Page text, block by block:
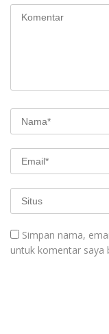
Simpan nama,
untuk komentar saya